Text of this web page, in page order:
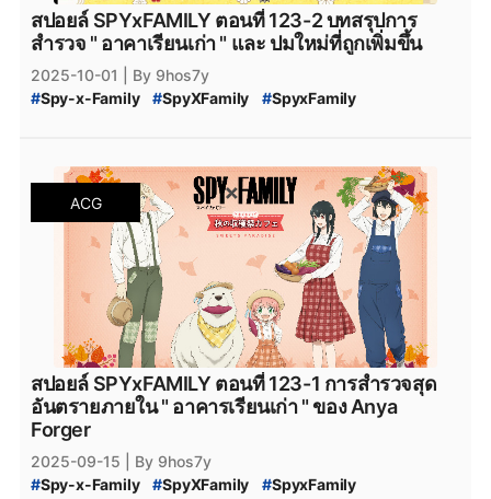
SPYxFAMILY_งด #SPYxFAMILY_หยุดพัก
#SPYxFAMILY_ผู้เขียน # สปอยล์_SPYxFAMILY
#สปอยล์_SPY_FAMILY
สปอยล์ SPYxFAMILY ตอนที่ 123-2 บทสรุปการ
สำรวจ " อาคาเรียนเก่า " และ ปมใหม่ที่ถูกเพิ่มขึ้น
2025-10-01
| By 9hos7y
#Spy-x-Family #SpyXFamily #SpyxFamily
สปาย_x_แฟมิลี่_123 #SPY_x_Family_123-2
สปายแฟมิลี่_123-2 #
สปาย_x_แฟมิลี่_123-2
SPY_x_Family_อ่านที่ไหน #Spy_x_Family
SPY_x_FAMILY_Manga #SPY_x_FAMILY_มังงะ
SPY_x_FAMILY_MANGA_Plus #manga # MangaPlus
MANGA_Plus #สปาย_×_แฟมิลี #สปายแฟมิลี่ #สนธยา
สายลับ #การ์ตูนสายลับ #มังงะ #มังกะ #หนังสือการ์ตูน
Bilbili bilibili SPY_x_Family_124 #สปายแฟมิลี่_124
สปาย_x_แฟมิลี่_124 # SPY_x_Family_ตอนล่าสุด
สปายแฟมิลี่_ตอนล่าสุด #สปาย_x_แฟมิลี่_ตอนล่าสุด
#SPYxFAMILY_งด #SPYxFAMILY_หยุดพัก
#SPYxFAMILY_ผู้เขียน #สปอยล์_SPYxFAMILY
# สปอยล์_SPY_FAMILY
ACG
สปอยล์ SPYxFAMILY ตอนที่ 123-1 การสำรวจสุด
อันตรายภายใน " อาคารเรียนเก่า " ของ Anya
Forger
2025-09-15
| By 9hos7y
#Spy-x-Family #SpyXFamily #SpyxFamily